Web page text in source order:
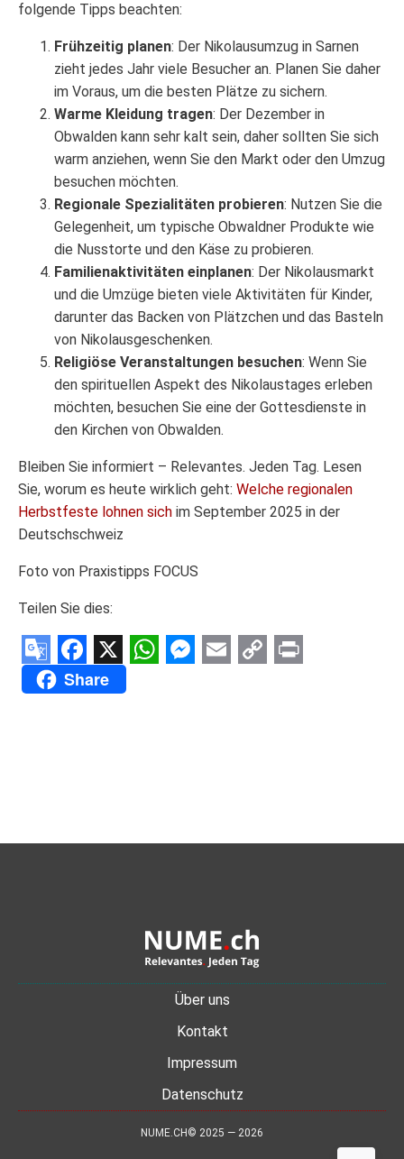
folgende Tipps beachten:
Frühzeitig planen: Der Nikolausumzug in Sarnen
zieht jedes Jahr viele Besucher an. Planen Sie daher
im Voraus, um die besten Plätze zu sichern.
Warme Kleidung tragen: Der Dezember in
Obwalden kann sehr kalt sein, daher sollten Sie sich
warm anziehen, wenn Sie den Markt oder den Umzug
besuchen möchten.
Regionale Spezialitäten probieren: Nutzen Sie die
Gelegenheit, um typische Obwaldner Produkte wie
die Nusstorte und den Käse zu probieren.
Familienaktivitäten einplanen: Der Nikolausmarkt
und die Umzüge bieten viele Aktivitäten für Kinder,
darunter das Backen von Plätzchen und das Basteln
von Nikolausgeschenken.
Religiöse Veranstaltungen besuchen: Wenn Sie
den spirituellen Aspekt des Nikolaustages erleben
möchten, besuchen Sie eine der Gottesdienste in
den Kirchen von Obwalden.
Bleiben Sie informiert – Relevantes. Jeden Tag. Lesen
Sie, worum es heute wirklich geht: Welche regionalen
Herbstfeste lohnen sich im September 2025 in der
Deutschschweiz
Foto von Praxistipps FOCUS
Teilen Sie dies:
GoogleFacebook
X
Share
Über uns
Kontakt
Impressum
Datenschutz
NUME.CH© 2025 — 2026